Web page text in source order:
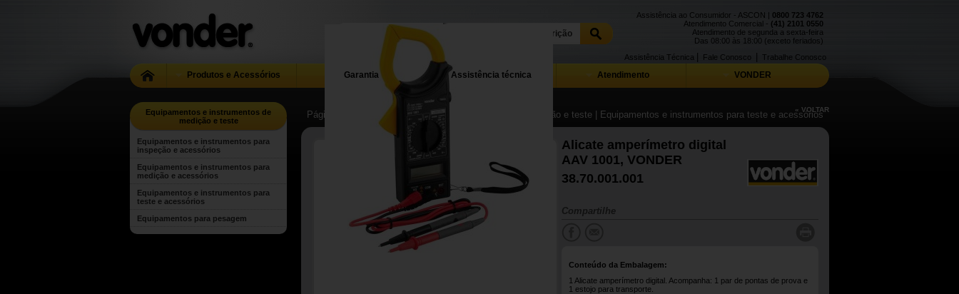
Assistência ao Consumidor - ASCON | 0800 723 4762
Atendimento Comercial - (41) 2101 0550
Atendimento de segunda a sexta-feira
Das 08:00 às 18:00 (exceto feriados)
Trabalhe Conosco
Fale Conosco
Assistência Técnica
Produtos e Acessórios Garantia Assistência técnica Atendimento VONDER
Equipamentos e instrumentos de
medição e teste
Equipamentos e instrumentos para
inspeção e acessórios
Equipamentos e instrumentos para
medição e acessórios
Equipamentos e instrumentos para
teste e acessórios
Equipamentos para pesagem
Página Inicial | Equipamentos e instrumentos de medição e teste | Equipamentos e instrumentos para teste e acessórios
« VOLTAR
Alicate amperímetro digital
AAV 1001, VONDER
38.70.001.001
Compartilhe
Conteúdo da Embalagem:
1 Alicate amperímetro digital. Acompanha: 1 par de pontas de prova e
1 estojo para transporte.